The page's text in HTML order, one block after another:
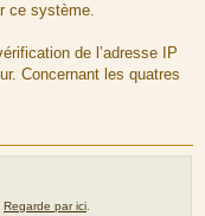
ce système.
de l’adresse IP
Concernant les quatres
Regarde par ici